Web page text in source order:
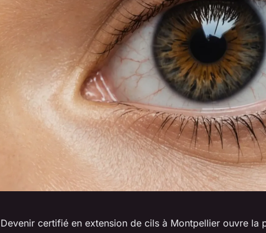
Devenir certifié en extension de cils à Montpellier ouvre la